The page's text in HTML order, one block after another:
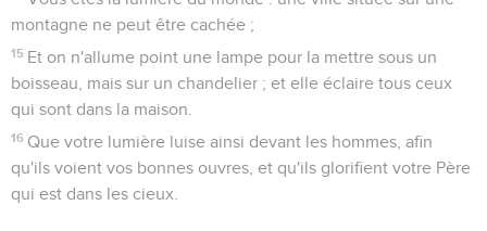
montagne ne peut être cachée ;
15 Et on n'allume point une lampe pour la mettre sous un
boisseau, mais sur un chandelier ; et elle éclaire tous ceux
qui sont dans la maison.
16 Que votre lumière luise ainsi devant les hommes, afin
qu'ils voient vos bonnes ouvres, et qu'ils glorifient votre Père
qui est dans les cieux.